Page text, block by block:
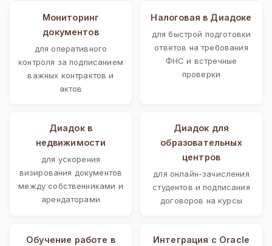
Мониторинг
документов
для оперативного
контроля за подписанием
важных контрактов и
актов
Налоговая в Диадоке
для быстрой подготовки
ответов на требования
ФНС и встречные
проверки
Диадок в
недвижимости
для ускорения
визирования документов
между собственниками и
арендаторами
Диадок для
образовательных
центров
для онлайн-зачисления
студентов и подписания
договоров на курсы
Обучение работе в
Интеграция с Oracle